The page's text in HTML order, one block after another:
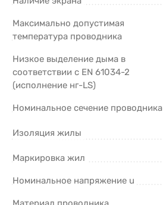
Максимально допустимая
температура проводника
Низкое выделение дыма в
соответствии с EN 61034-2
(исполнение нг-LS)
Номинальное сечение проводника
Изоляция жилы
Маркировка жил
Номинальное напряжение u